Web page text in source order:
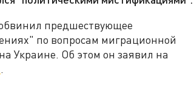
предшествующее
по вопросам миграционной
Украине. Об этом он заявил на
.